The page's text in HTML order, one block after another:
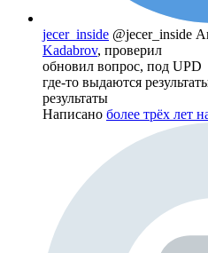
jecer_inside @jecer_inside
Kadabrov, проверил
обновил вопрос, под UPD
где-то выдаются
результаты
Написано более трёх лет